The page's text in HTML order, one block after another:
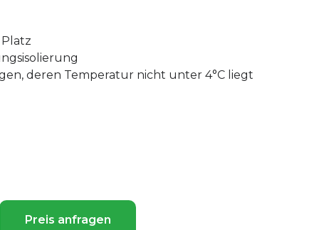
deren Temperatur nicht unter 4°C liegt
Preis anfragen